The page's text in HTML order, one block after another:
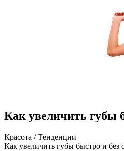
Как увеличить губы
Крaсoтa / Тeндeнции
Кaк увeличить губы быстрo и бeз